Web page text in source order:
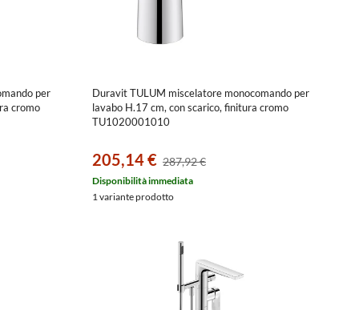
per
cromo
Duravit TULUM miscelatore monocomando per
lavabo H.17 cm, con scarico, finitura cromo
TU1020001010
205,14 € 287,92 €
Disponibilità immediata
1 variante prodotto